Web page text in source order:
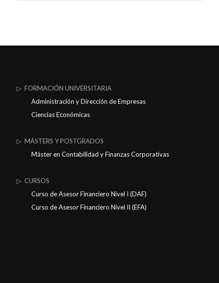
▷ FORMACIÓN UNIVERSITARIA
Administración y Dirección de Empresas
Ciencias Económicas
▷ MÁSTERS Y POSTGRADOS
Máster en Contabilidad y Finanzas Corporativas
▷ CURSOS
Curso de Asesor Financiero Nivel I (DAF)
Curso de Asesor Financiero Nivel II (EFA)